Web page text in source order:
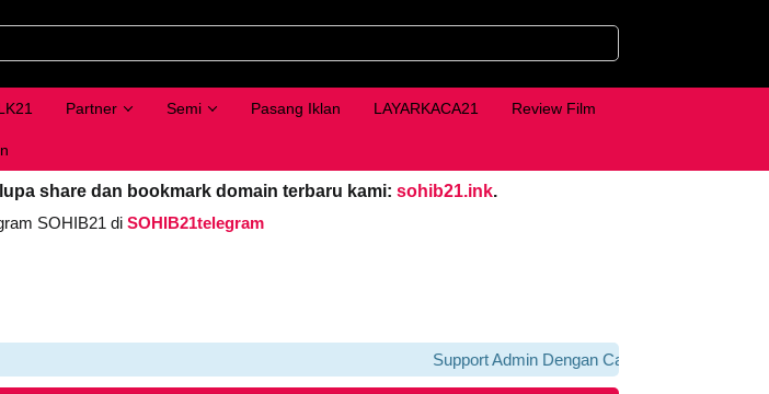
Partner Semi Pasang Iklan LAYARKACA21 Review Film
share dan bookmark domain terbaru kami: sohib21.ink.
SOHIB21 di SOHIB21telegram
Support Admin Dengan Cara Klik iklan Di bawah